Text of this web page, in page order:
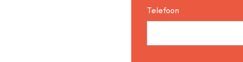
Telefoon